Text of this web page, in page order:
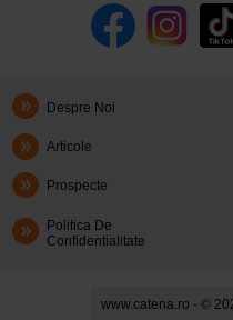
Despre Noi
Articole
Prospecte
Politica De
Confidentialitate
www.catena.ro - ©